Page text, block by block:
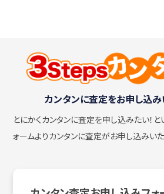
カンタンに査定をお申し込み
とにかくカンタンに査定を申し込みたい！
ォームよりカンタンに査定がお申し込みい